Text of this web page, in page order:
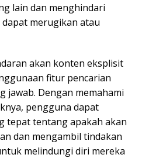
lain dan menghindari
merugikan atau
akan konten eksplisit
fitur pencarian
jawab. Dengan memahami
pengguna dapat
tepat tentang apakah akan
dan mengambil tindakan
melindungi diri mereka